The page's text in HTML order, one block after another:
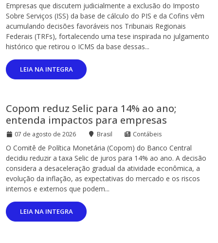
Empresas que discutem judicialmente a exclusão do Imposto
Sobre Serviços (ISS) da base de cálculo do PIS e da Cofins vêm
acumulando decisões favoráveis nos Tribunais Regionais
Federais (TRFs), fortalecendo uma tese inspirada no julgamento
histórico que retirou o ICMS da base dessas...
LEIA NA INTEGRA
Copom reduz Selic para 14% ao ano;
entenda impactos para empresas
07 de agosto de 2026 Brasil Contábeis
O Comitê de Política Monetária (Copom) do Banco Central
decidiu reduzir a taxa Selic de juros para 14% ao ano. A decisão
considera a desaceleração gradual da atividade econômica, a
evolução da inflação, as expectativas do mercado e os riscos
internos e externos que podem...
LEIA NA INTEGRA